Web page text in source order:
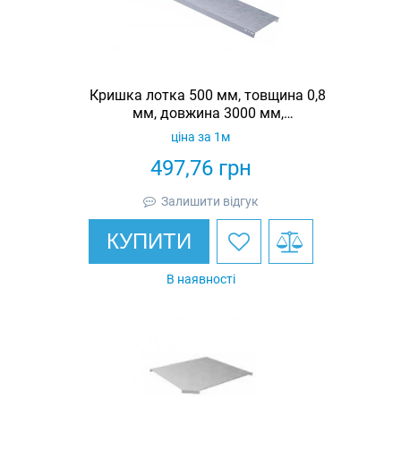
Кришка лотка 500 мм, товщина 0,8
мм, довжина 3000 мм,
гарячеоцинкована, Eurotray
497,76грн
ціна за 1м
Залишити відгук
КУПИТИ
В наявності